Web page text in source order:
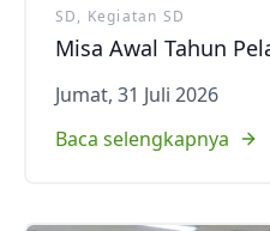
SD, Kegiatan SD
Misa Awal Tahun
Jumat, 31 Juli 2026
Baca selengkapnya